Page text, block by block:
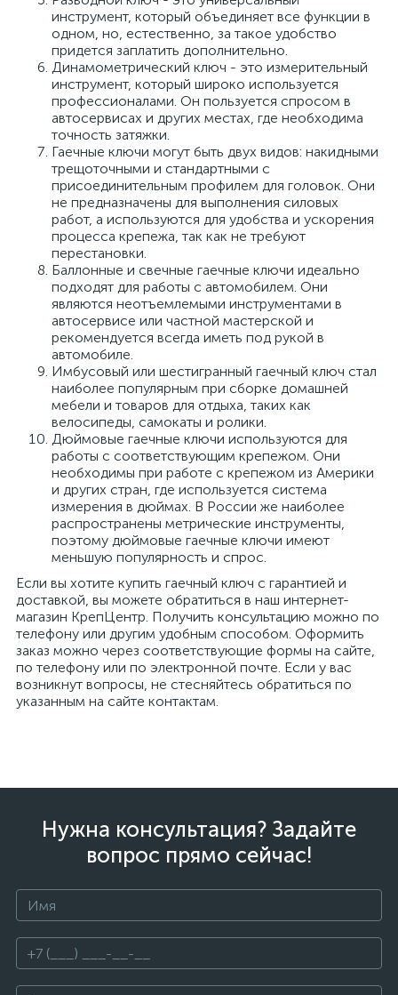
инструмент, который объединяет все функции в
одном, но, естественно, за такое удобство
придется заплатить дополнительно.
Динамометрический ключ - это измерительный
инструмент, который широко используется
профессионалами. Он пользуется спросом в
автосервисах и других местах, где необходима
точность затяжки.
Гаечные ключи могут быть двух видов: накидными
трещоточными и стандартными с
присоединительным профилем для головок. Они
не предназначены для выполнения силовых
работ, а используются для удобства и ускорения
процесса крепежа, так как не требуют
перестановки.
Баллонные и свечные гаечные ключи идеально
подходят для работы с автомобилем. Они
являются неотъемлемыми инструментами в
автосервисе или частной мастерской и
рекомендуется всегда иметь под рукой в
автомобиле.
Имбусовый или шестигранный гаечный ключ стал
наиболее популярным при сборке домашней
мебели и товаров для отдыха, таких как
велосипеды, самокаты и ролики.
Дюймовые гаечные ключи используются для
работы с соответствующим крепежом. Они
необходимы при работе с крепежом из Америки
и других стран, где используется система
измерения в дюймах. В России же наиболее
распространены метрические инструменты,
поэтому дюймовые гаечные ключи имеют
меньшую популярность и спрос.
Если вы хотите купить гаечный ключ с гарантией и
доставкой, вы можете обратиться в наш интернет-
магазин КрепЦентр. Получить консультацию можно по
телефону или другим удобным способом. Оформить
заказ можно через соответствующие формы на сайте,
по телефону или по электронной почте. Если у вас
возникнут вопросы, не стесняйтесь обратиться по
указанным на сайте контактам.
Нужна консультация? Задайте
вопрос прямо сейчас!